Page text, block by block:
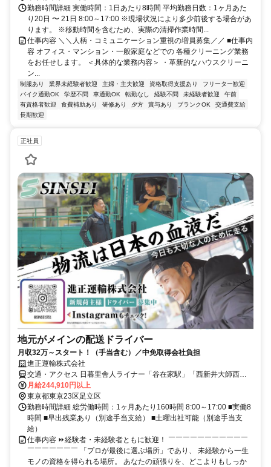
勤務時間詳細 実働時間：1日あたり8時間 平均勤務日数：1ヶ月あた
り20日 〜 21日 8:00～17:00 ※現場状況により多少前後する場合があ
ります。 ※移動時間を含むため、実際の清掃作業時間...
仕事内容 ＼＼人柄・コミュニケーション重視の増員募集／／ ■仕事内
容 オフィス・マンション・一般家庭などでの 各種クリーニング業務
をお任せします。 ＜具体的な業務内容＞ ・革新的なハウスクリーニ
ン...
制服あり 業界未経験者歓迎 主婦・主夫歓迎 資格取得支援あり
フリーター歓迎
バイク通勤OK
学歴不問 車通勤OK 転勤なし 経験不問 未経験者歓迎
午前
有資格者歓迎
食費補助あり 研修あり 夕方 賞与あり ブランクOK
交通費支給
長期歓迎
正社員
地元がメインの配送ドライバー
月収32万～スタート！（手当含む）／中免取得会社負担
進正運輸株式会社
交通・アクセス 日暮里舎人ライナー「谷在家駅」「西新井大師西
駅」徒歩15分、東武伊勢崎·大師線「西新井駅」車10分
月給244,910円以上
東京都東京23区足立区
勤務時間詳細 総労働時間：1ヶ月あたり160時間 8:00～17:00 ■実働8
時間 ■早出残業あり（別途手当支給） ■土曜出社可能（別途手当支
給）
仕事内容 ⏩経験者・未経験者ともに歓迎！ ￣￣￣￣￣￣￣￣￣￣￣
￣￣￣￣￣￣￣ 「プロが最後に選ぶ場所」であり、 未経験から一生
モノの資格を得られる場所。 あなたの頑張りを、どこよりもしっか